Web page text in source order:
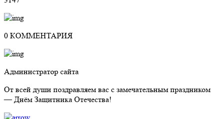
0 КОММЕНТАРИЯ
Администратор сайта
От всей души поздравляем вас с замечательным праздником
— Днём Защитника Отечества!